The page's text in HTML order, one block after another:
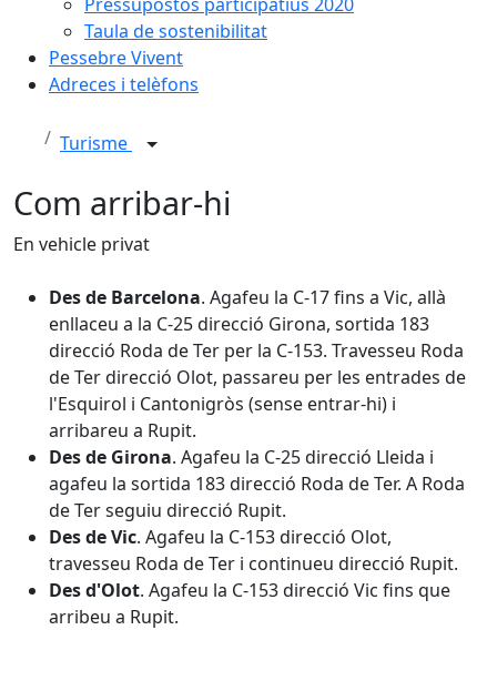
Taula de sostenibilitat
Pessebre Vivent
Adreces i telèfons
Turisme
Com arribar-hi
En vehicle privat
Des de Barcelona. Agafeu la C-17 fins a Vic, allà
enllaceu a la C-25 direcció Girona, sortida 183
direcció Roda de Ter per la C-153. Travesseu Roda
de Ter direcció Olot, passareu per les entrades de
l'Esquirol i Cantonigròs (sense entrar-hi) i
arribareu a Rupit.
Des de Girona. Agafeu la C-25 direcció Lleida i
agafeu la sortida 183 direcció Roda de Ter. A Roda
de Ter seguiu direcció Rupit.
Des de Vic. Agafeu la C-153 direcció Olot,
travesseu Roda de Ter i continueu direcció Rupit.
Des d'Olot. Agafeu la C-153 direcció Vic fins que
arribeu a Rupit.